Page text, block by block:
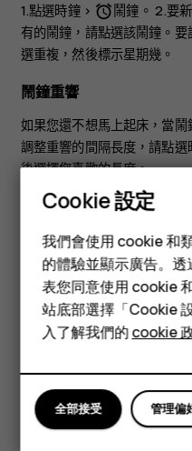
智慧型手機
功能型手機
配件
平板電腦
1.點選時鐘> access_alarm 鬧鐘 。 2.要
有的鬧鐘，請點選該鬧鐘。
選重複 ，然後標示星期幾。
鬧鐘重響
如果您還不想馬上起床，當
調整重響的間隔長度，請點選
後選擇您喜歡的長度。
關閉鬧鐘
當鬧鐘響起時，請將鬧鐘向
刪除鬧鐘
點選時鐘>access_alarm鬧鐘。選擇鬧
Cookie 設定
我們會使用 cookie 和
的體驗並顯示廣告。
表您同意使用 cookie
站底部選擇「Cookie
入了解我們的cookie
管理偏
全部接受